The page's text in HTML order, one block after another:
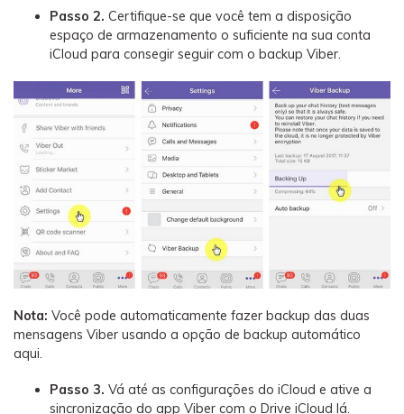
Passo 2. Certifique-se que você tem a disposição
espaço de armazenamento o suficiente na sua conta
iCloud para consegir seguir com o backup Viber.
Nota: Você pode automaticamente fazer backup das duas
mensagens Viber usando a opção de backup automático
aqui.
Passo 3. Vá até as configurações do iCloud e ative a
sincronização do app Viber com o Drive iCloud lá.